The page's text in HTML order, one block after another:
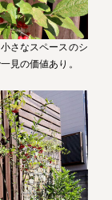
さなスペースのシ
見の価値あり。